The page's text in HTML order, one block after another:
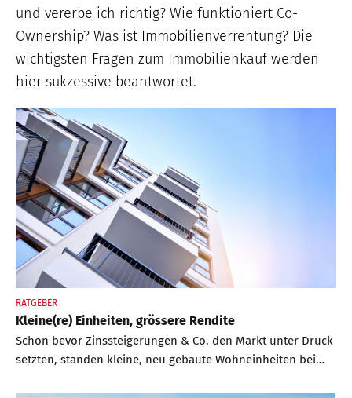
und vererbe ich richtig? Wie funktioniert Co-
Ownership? Was ist Immobilienverrentung? Die
wichtigsten Fragen zum Immobilienkauf werden
hier sukzessive beantwortet.
RATGEBER
Kleine(re) Einheiten, grössere Rendite
Schon bevor Zinssteigerungen & Co. den Markt unter Druck
setzten, standen kleine, neu gebaute Wohneinheiten bei